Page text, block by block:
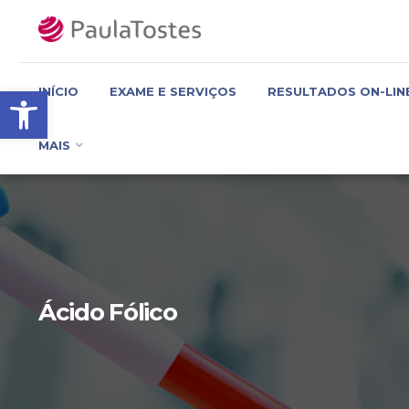
Barra de Ferramentas
INÍCIO EXAME E SERVIÇOS RESULTADOS ON-
MAIS
Ácido Fólico